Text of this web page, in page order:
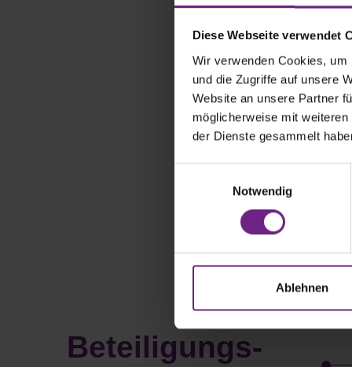
Diese Webseite verwendet
Wir verwenden Cookies,
und die Zugriffe auf unsere
Website an unsere Partner
möglicherweise mit
der Dienste gesammelt
g
u
n
Notwendig
Ablehnen
Ihre
Beteiligungs­